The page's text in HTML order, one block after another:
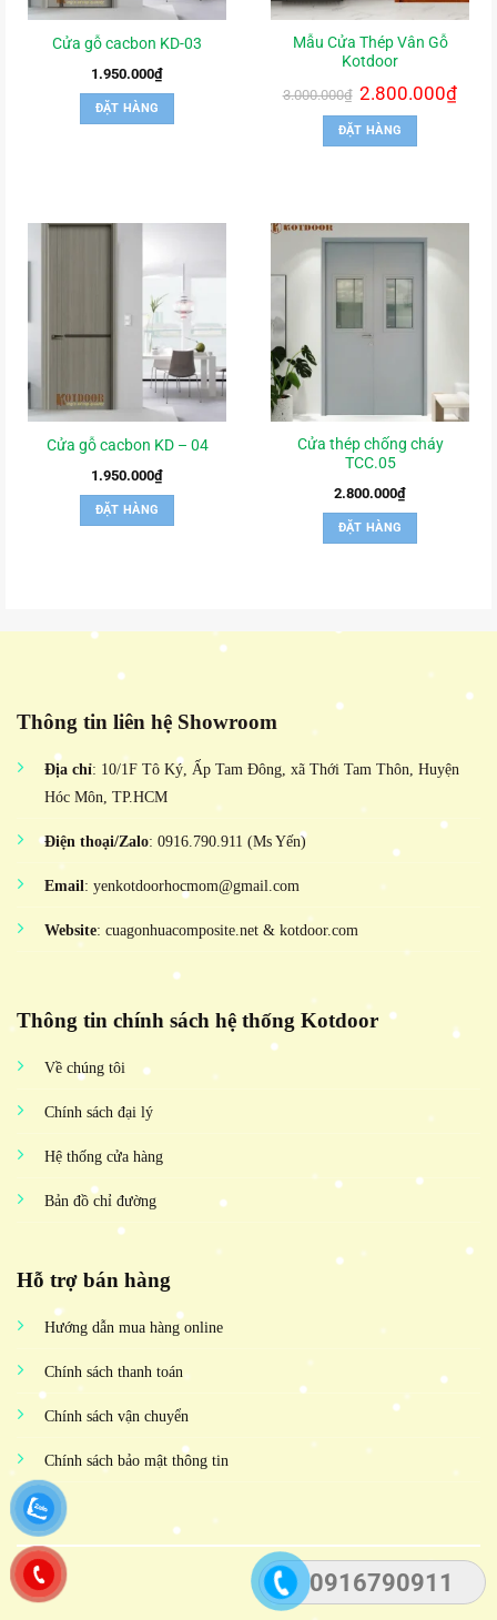
0916790911
Cửa gỗ cacbon KD-03
1.950.000₫
ĐẶT HÀNG
Mẫu Cửa Thép Vân Gỗ
Kotdoor
3.000.000₫ Giá
gốc
là:
3.000.000₫.
2.800.000₫Giá
ĐẶT HÀNG
Cửa gỗ cacbon KD – 04
1.950.000₫
ĐẶT HÀNG
Cửa thép chống cháy
TCC.05
2.800.000₫
ĐẶT HÀNG
Thông tin liên hệ Showroom
Địa chỉ: 10/1F Tô Ký, Ấp Tam Đông, xã Thới Tam Thôn, Huyện
Hóc Môn, TP.HCM
Điện thoại/Zalo: 0916.790.911 (Ms Yến)
Email: yenkotdoorhocmom@gmail.com
Website: cuagonhuacomposite.net & kotdoor.com
Thông tin chính sách hệ thống Kotdoor
Về chúng tôi
Chính sách đại lý
Hệ thống cửa hàng
Bản đồ chỉ đường
Hỗ trợ bán hàng
Hướng dẫn mua hàng online
Chính sách thanh toán
Chính sách vận chuyển
Chính sách bảo mật thông tin